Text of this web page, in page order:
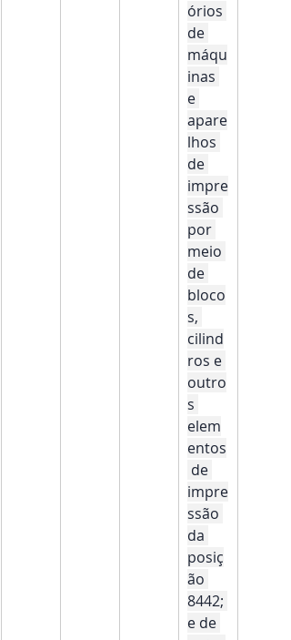
órios
de
máqu
inas
e
apare
lhos
de
impre
ssão
por
meio
de
bloco
s,
cilind
ros e
outro
s
elem
entos
de
impre
ssão
da
posiç
ão
8442;
e de